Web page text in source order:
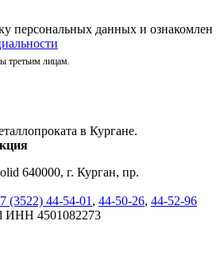
персональных данных и ознакомлен
третьим лицам.
в Кургане.
640000, г. Курган, пр.
(3522) 44-54-01 , 44-50-26, 44-52-96
ИНН 4501082273